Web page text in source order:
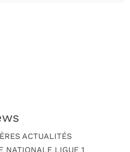
ACTUALITÉS
NATIONALE LIGUE 1